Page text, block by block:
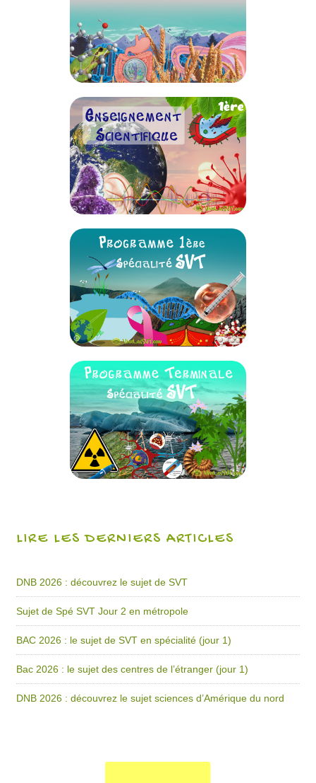
LIRE LES DERNIERS ARTICLES
DNB 2026 : découvrez le sujet de SVT
Sujet de Spé SVT Jour 2 en métropole
BAC 2026 : le sujet de SVT en spécialité (jour 1)
Bac 2026 : le sujet des centres de l’étranger (jour 1)
DNB 2026 : découvrez le sujet sciences d’Amérique du nord